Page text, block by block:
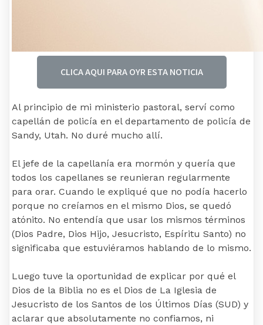
CLICA AQUI PARA OYR ESTA NOTICIA
Al principio de mi ministerio pastoral, serví como
capellán de policía en el departamento de policía de
Sandy, Utah. No duré mucho allí.
El jefe de la capellanía era mormón y quería que
todos los capellanes se reunieran regularmente
para orar. Cuando le expliqué que no podía hacerlo
porque no creíamos en el mismo Dios, se quedó
atónito. No entendía que usar los mismos términos
(Dios Padre, Dios Hijo, Jesucristo, Espíritu Santo) no
significaba que estuviéramos hablando de lo mismo.
Luego tuve la oportunidad de explicar por qué el
Dios de la Biblia no es el Dios de La Iglesia de
Jesucristo de los Santos de los Últimos Días (SUD) y
aclarar que absolutamente no confiamos, ni